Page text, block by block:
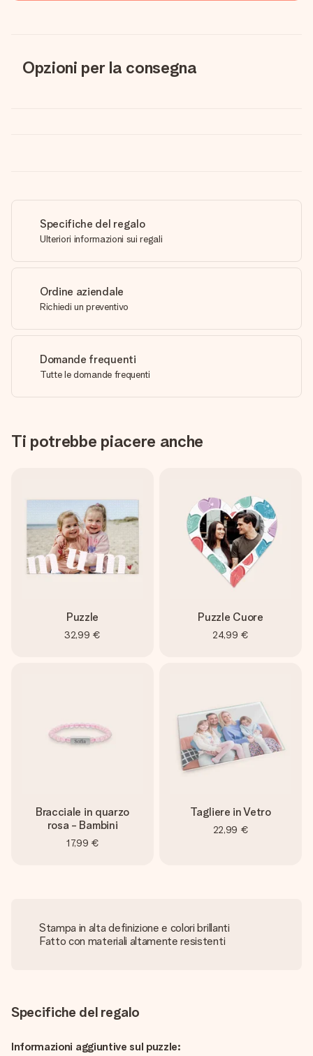
Opzioni per la consegna
Specifiche del regalo
Ulteriori informazioni sui regali
Ordine aziendale
Richiedi un preventivo
Domande frequenti
Tutte le domande frequenti
Ti potrebbe piacere anche
Puzzle
32,99 €
Puzzle Cuore
24,99 €
Bracciale in quarzo
rosa - Bambini
17,99 €
Tagliere in Vetro
22,99 €
Stampa in alta definizione e colori brillanti
Fatto con materiali altamente resistenti
Specifiche del regalo
Informazioni aggiuntive sul puzzle: